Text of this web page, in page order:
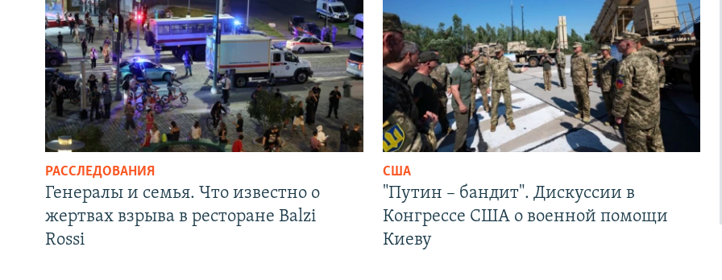
РАССЛЕДОВАНИЯ
Генералы и семья. Что известно о
жертвах взрыва в ресторане Balzi
Rossi
США
"Путин – бандит". Дискуссии в
Конгрессе США о военной помощи
Киеву